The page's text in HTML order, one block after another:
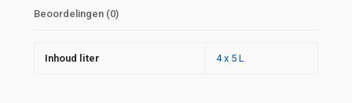
Beoordelingen (0)
Inhoud liter 4 x 5 L